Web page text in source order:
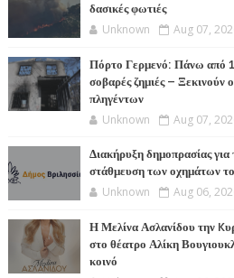
δασικές φωτιές
Unknown Aug 07,
Πόρτο Γερμενό: Πάνω από
σοβαρές ζημιές – Ξεκινούν
πληγέντων
Unknown Aug 07,
Διακήρυξη δημοπρασίας
στάθμευση των οχημάτων
Unknown Aug 06,
Η Μελίνα Ασλανίδου την
στο θέατρο Αλίκη
κοινό